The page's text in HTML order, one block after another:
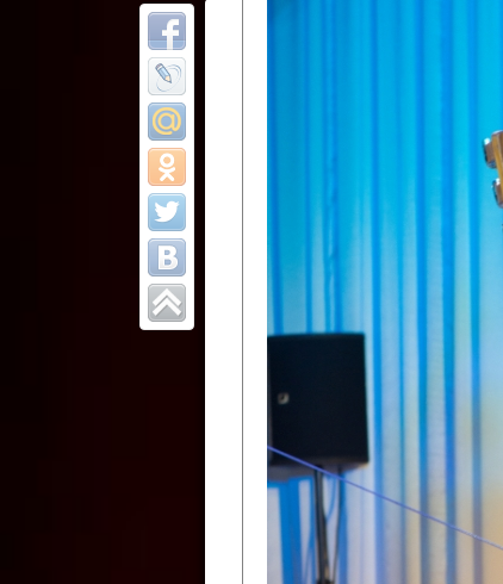
Финал
цирковых
Участники фестиваля:
Образцовый
Протягайловка, г.
Народный цирковой
досуговый центр
культуры
Олег Степанович Райлян;
Народный цирковой
Григориопольского
Приднестровской
Народный цирковой
Слободзейского